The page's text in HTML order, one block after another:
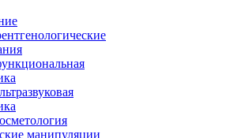
манипуляции